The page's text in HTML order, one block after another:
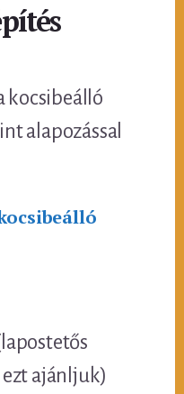
kocsibeálló
alapozással
ajánljuk)